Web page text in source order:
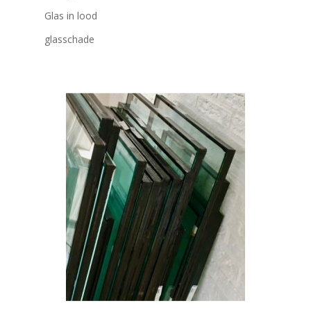
Glas in lood
glasschade